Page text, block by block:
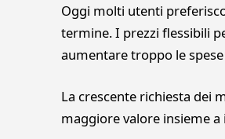
Oggi molti utenti
termine. I prezzi flessibili
aumentare troppo le
La crescente richiesta dei
maggiore valore insieme